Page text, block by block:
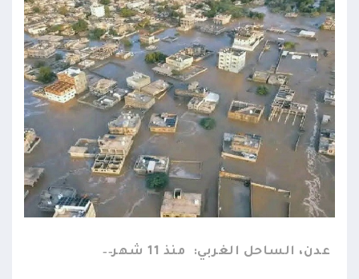
عدن، الساحل الغربي: منذ 11 شهر